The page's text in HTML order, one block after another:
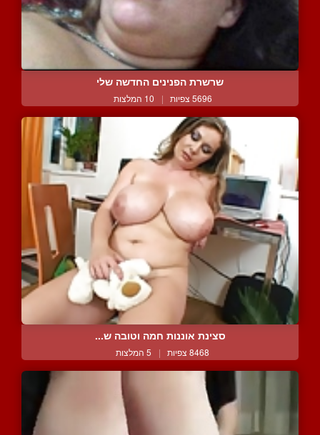
שרשרת הפנינים החדשה שלי
5696 צפיות | 10 המלצות
סצינת אוננות חמה וטובה ש...
8468 צפיות | 5 המלצות